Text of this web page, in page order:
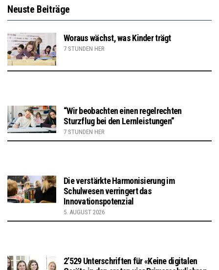
Neuste Beiträge
Woraus wächst, was Kinder trägt
7 STUNDEN HER
“Wir beobachten einen regelrechten
Sturzflug bei den Lernleistungen”
7 STUNDEN HER
Die verstärkte Harmonisierung im
Schulwesen verringert das
Innovationspotenzial
5. AUGUST 2026
2’529 Unterschriften für «Keine digitalen